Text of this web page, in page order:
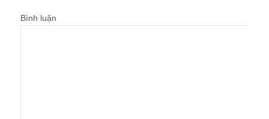
Bình luận